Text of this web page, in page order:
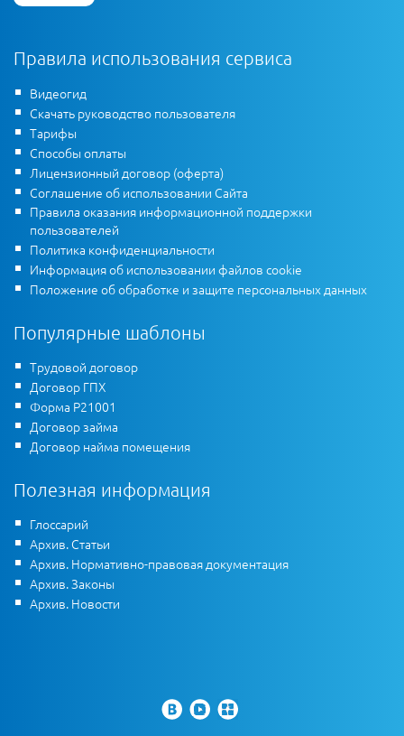
Правила использования сервиса
Видеогид
Скачать руководство пользователя
Тарифы
Способы оплаты
Лицензионный договор (оферта)
Соглашение об использовании Сайта
Правила оказания информационной поддержки
пользователей
Политика конфиденциальности
Информация об использовании файлов cookie
Положение об обработке и защите персональных данных
Популярные шаблоны
Трудовой договор
Договор ГПХ
Форма Р21001
Договор займа
Договор найма помещения
Полезная информация
Глоссарий
Архив. Статьи
Архив. Нормативно-правовая документация
Архив. Законы
Архив. Новости